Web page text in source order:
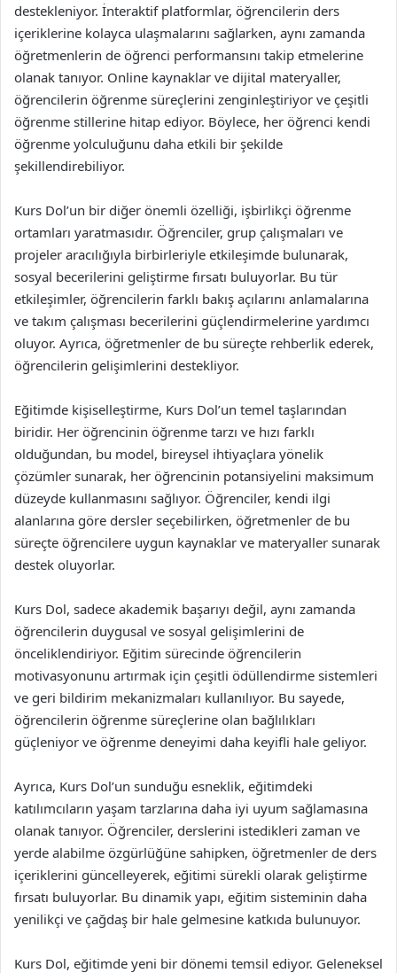
destekleniyor. İnteraktif platformlar, öğrencilerin ders
içeriklerine kolayca ulaşmalarını sağlarken, aynı zamanda
öğretmenlerin de öğrenci performansını takip etmelerine
olanak tanıyor. Online kaynaklar ve dijital materyaller,
öğrencilerin öğrenme süreçlerini zenginleştiriyor ve çeşitli
öğrenme stillerine hitap ediyor. Böylece, her öğrenci kendi
öğrenme yolculuğunu daha etkili bir şekilde
şekillendirebiliyor.
Kurs Dol’un bir diğer önemli özelliği, işbirlikçi öğrenme
ortamları yaratmasıdır. Öğrenciler, grup çalışmaları ve
projeler aracılığıyla birbirleriyle etkileşimde bulunarak,
sosyal becerilerini geliştirme fırsatı buluyorlar. Bu tür
etkileşimler, öğrencilerin farklı bakış açılarını anlamalarına
ve takım çalışması becerilerini güçlendirmelerine yardımcı
oluyor. Ayrıca, öğretmenler de bu süreçte rehberlik ederek,
öğrencilerin gelişimlerini destekliyor.
Eğitimde kişiselleştirme, Kurs Dol’un temel taşlarından
biridir. Her öğrencinin öğrenme tarzı ve hızı farklı
olduğundan, bu model, bireysel ihtiyaçlara yönelik
çözümler sunarak, her öğrencinin potansiyelini maksimum
düzeyde kullanmasını sağlıyor. Öğrenciler, kendi ilgi
alanlarına göre dersler seçebilirken, öğretmenler de bu
süreçte öğrencilere uygun kaynaklar ve materyaller sunarak
destek oluyorlar.
Kurs Dol, sadece akademik başarıyı değil, aynı zamanda
öğrencilerin duygusal ve sosyal gelişimlerini de
önceliklendiriyor. Eğitim sürecinde öğrencilerin
motivasyonunu artırmak için çeşitli ödüllendirme sistemleri
ve geri bildirim mekanizmaları kullanılıyor. Bu sayede,
öğrencilerin öğrenme süreçlerine olan bağlılıkları
güçleniyor ve öğrenme deneyimi daha keyifli hale geliyor.
Ayrıca, Kurs Dol’un sunduğu esneklik, eğitimdeki
katılımcıların yaşam tarzlarına daha iyi uyum sağlamasına
olanak tanıyor. Öğrenciler, derslerini istedikleri zaman ve
yerde alabilme özgürlüğüne sahipken, öğretmenler de ders
içeriklerini güncelleyerek, eğitimi sürekli olarak geliştirme
fırsatı buluyorlar. Bu dinamik yapı, eğitim sisteminin daha
yenilikçi ve çağdaş bir hale gelmesine katkıda bulunuyor.
Kurs Dol, eğitimde yeni bir dönemi temsil ediyor. Geleneksel